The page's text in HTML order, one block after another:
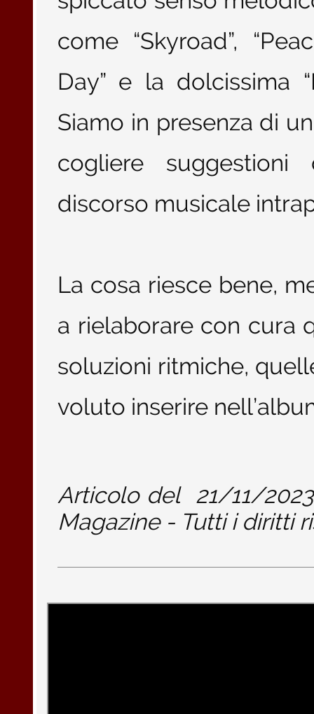
come “Skyroad”,
Day” e la dolcissima
Siamo in presenza di
cogliere
discorso musicale
La cosa riesce bene,
a rielaborare con cura
soluzioni ritmiche,
voluto inserire
Articolo del 21/11/2023
Magazine - Tutti i diritti